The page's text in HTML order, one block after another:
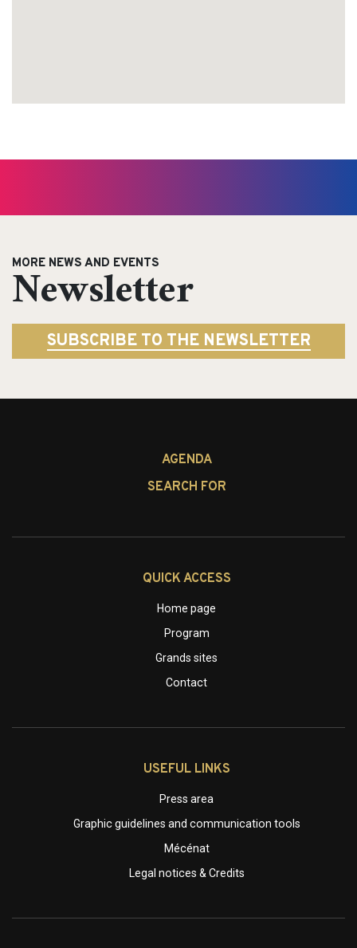
MORE NEWS AND EVENTS
Newsletter
SUBSCRIBE TO THE NEWSLETTER
AGENDA
SEARCH FOR
QUICK ACCESS
Home page
Program
Grands sites
Contact
USEFUL LINKS
Press area
Graphic guidelines and communication tools
Mécénat
Legal notices & Credits